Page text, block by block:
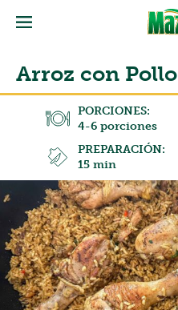
Arroz con Pollo
PORCIONES:
4-6 porciones
PREPARACIÓN:
15 min